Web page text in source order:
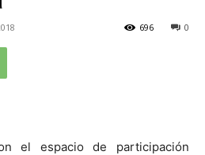
0
696
el espacio de participación